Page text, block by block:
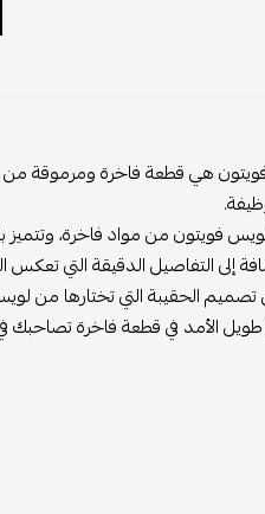
هي قطعة فاخرة ومرموقة من
إلى التفاصيل الدقيقة التي تعكس
الحقيبة التي تختارها من لويس
طويل الأمد في قطعة فاخرة تصاحبك